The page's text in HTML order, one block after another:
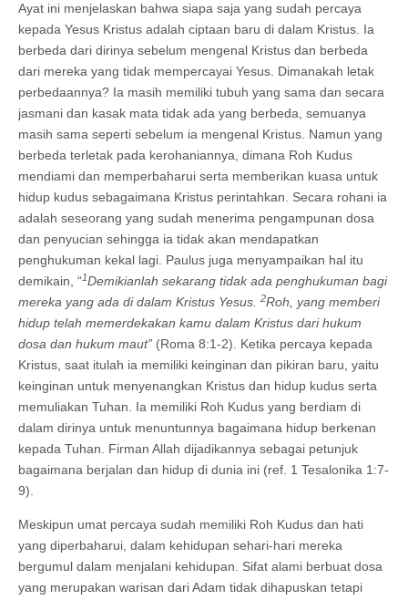
Ayat ini menjelaskan bahwa siapa saja yang sudah percaya
kepada Yesus Kristus adalah ciptaan baru di dalam Kristus. Ia
berbeda dari dirinya sebelum mengenal Kristus dan berbeda
dari mereka yang tidak mempercayai Yesus. Dimanakah letak
perbedaannya? Ia masih memiliki tubuh yang sama dan secara
jasmani dan kasak mata tidak ada yang berbeda, semuanya
masih sama seperti sebelum ia mengenal Kristus. Namun yang
berbeda terletak pada kerohaniannya, dimana Roh Kudus
mendiami dan memperbaharui serta memberikan kuasa untuk
hidup kudus sebagaimana Kristus perintahkan. Secara rohani ia
adalah seseorang yang sudah menerima pengampunan dosa
dan penyucian sehingga ia tidak akan mendapatkan
penghukuman kekal lagi. Paulus juga menyampaikan hal itu
demikain, “1Demikianlah sekarang tidak ada penghukuman bagi
mereka yang ada di dalam Kristus Yesus.
2Roh, yang memberi
hidup telah memerdekakan kamu dalam Kristus dari hukum
dosa dan hukum maut” (Roma 8:1-2). Ketika percaya kepada
Kristus, saat itulah ia memiliki keinginan dan pikiran baru, yaitu
keinginan untuk menyenangkan Kristus dan hidup kudus serta
memuliakan Tuhan. Ia memiliki Roh Kudus yang berdiam di
dalam dirinya untuk menuntunnya bagaimana hidup berkenan
kepada Tuhan. Firman Allah dijadikannya sebagai petunjuk
bagaimana berjalan dan hidup di dunia ini (ref. 1 Tesalonika 1:7-
9).
Meskipun umat percaya sudah memiliki Roh Kudus dan hati
yang diperbaharui, dalam kehidupan sehari-hari mereka
bergumul dalam menjalani kehidupan. Sifat alami berbuat dosa
yang merupakan warisan dari Adam tidak dihapuskan tetapi